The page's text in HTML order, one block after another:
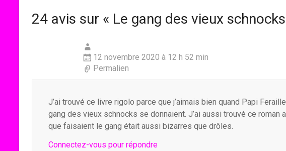
24 avis sur « Le gang des vieux schnocks
12 novembre 2020 à 12 h 52 min
Permalien
J’ai trouvé ce livre rigolo parce que j’aimais bien quand Papi
gang des vieux schnocks se donnaient. J’ai aussi trouvé ce roman
que faisaient le gang était aussi bizarres que drôles.
Connectez-vous pour répondre